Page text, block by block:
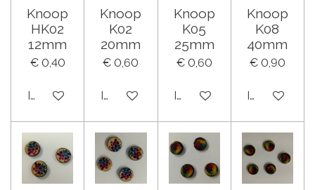
Knoop
HK02
12mm
€ 0,40
In winkelwagen
Knoop
K02
20mm
€ 0,60
In winkelwagen
Knoop
K05
25mm
€ 0,60
In winkelwagen
Knoop
K08
40mm
€ 0,90
In